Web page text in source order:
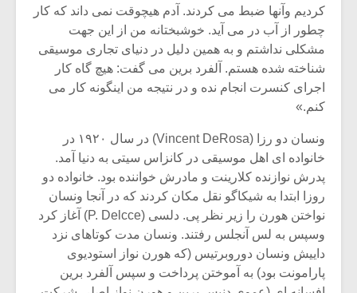
کردیم وآنها ضبط می کردند. آدم هیچوقت نمی داند که کار
چطور از آب در می آید. خوشبختانه من از این جهت
مشکلی نداشتم و به همین دلیل در دنیای تجاری موسیقی
شناخته شده هستم. آلفرد برین می گفت: هیچ گاه کار
اجرای کنسرت انجام نده و در نتیجه من اینگونه کار می
کنم.»
ونسان دو رزا (Vincent DeRosa) در سال ۱۹۲۰ در
خانواده ای اهل موسیقی در کانزاس سیتی به دنیا آمد.
پدرش نوازنده کلارینت و مادرش خواننده بود. خانواده دو
روزا ابتدا به شیکاگو نقل مکان کردند که در آنجا ونسان
نواختن هورن را زیر نظر پی. دلسی (P. Delcce) آغاز کرد
وسپس به لس آنجلس رفتند. ونسان مدت کوتاهای نزد
داییش ونسان دوروبرتیس (که هورن نواز استودیوی
پارامونت بود) به آموختن پرداخت و سپس آلفرد برین
میکلوش روژا
یادداشتی بر موسیقی
متن فیلم «متری
شیش و نیم»